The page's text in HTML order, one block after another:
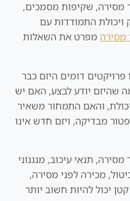
מסירה, שקיפות מסמכים,
ויכולת התמודדות עם
מסירה מפרט את השאלות
דומים היזם כבר
שהיזם יודע לבצע, האם יש
והאם התמחור משאיר
פטור מבדיקה, ויזם חדש אינו
תנאי עיכוב, מנגנוני
מכירה לפני מסירה,
יכול להיות חשוב יותר